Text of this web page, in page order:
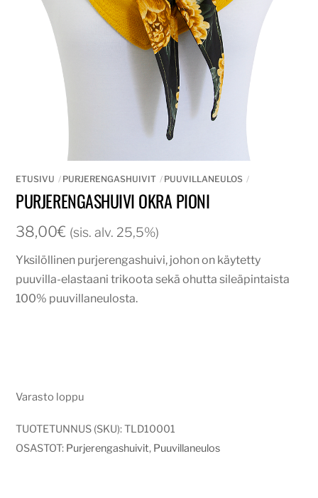
ETUSIVU PURJERENGASHUIVIT PUUVILLANEULOS
PURJERENGASHUIVI OKRA PIONI
38,00€ (sis. alv. 25,5%)
Yksilöllinen purjerengashuivi, johon on käytetty
puuvilla-elastaani trikoota sekä ohutta sileäpintaista
100% puuvillaneulosta.
Varasto loppu
TUOTETUNNUS (SKU):TLD10001
OSASTOT: Purjerengashuivit, Puuvillaneulos